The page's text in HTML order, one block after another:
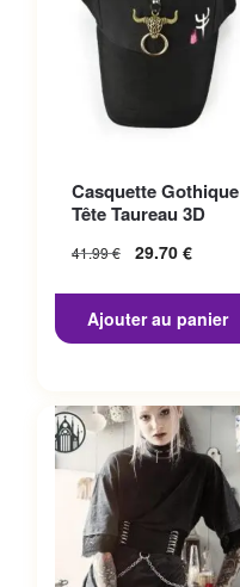
Casquette Gothique
Tête Taureau 3D
41.99€ 29.70 €
Ajouter au panier